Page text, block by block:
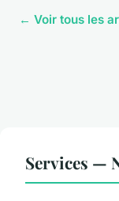
← Voir tous les
Services —